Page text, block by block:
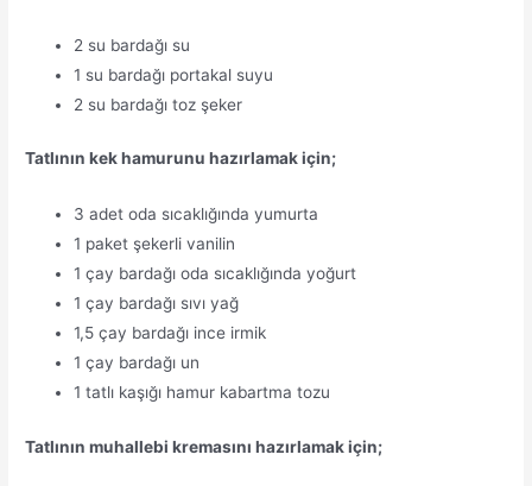
2 su bardağı su
1 su bardağı portakal suyu
2 su bardağı toz şeker
Tatlının kek hamurunu hazırlamak için;
3 adet oda sıcaklığında yumurta
1 paket şekerli vanilin
1 çay bardağı oda sıcaklığında yoğurt
1 çay bardağı sıvı yağ
1,5 çay bardağı ince irmik
1 çay bardağı un
1 tatlı kaşığı hamur kabartma tozu
Tatlının muhallebi kremasını hazırlamak için;